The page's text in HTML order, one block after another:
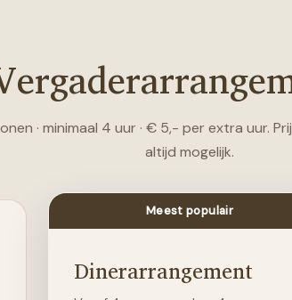
· minimaal 4 uur · € 5,- per extra uur.
altijd mogelijk.
Meest populair
Dinerarrangement